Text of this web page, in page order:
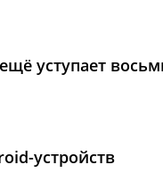
уступает
устройств